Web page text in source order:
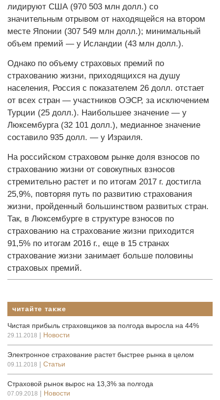
лидируют США (970 503 млн долл.) со
значительным отрывом от находящейся на втором
месте Японии (307 549 млн долл.); минимальный
объем премий — у Исландии (43 млн долл.).
Однако по объему страховых премий по
страхованию жизни, приходящихся на душу
населения, Россия с показателем 26 долл. отстает
от всех стран — участников ОЭСР, за исключением
Турции (25 долл.). Наибольшее значение — у
Люксембурга (32 101 долл.), медианное значение
составило 935 долл. — у Израиля.
На российском страховом рынке доля взносов по
страхованию жизни от совокупных взносов
стремительно растет и по итогам 2017 г. достигла
25,9%, повторяя путь по развитию страхования
жизни, пройденный большинством развитых стран.
Так, в Люксембурге в структуре взносов по
страхованию на страхование жизни приходится
91,5% по итогам 2016 г., еще в 15 странах
страхование жизни занимает больше половины
страховых премий.
читайте также
Чистая прибыль страховщиков за полгода выросла на 44%
29.11.2018 | Новости
Электронное страхование растет быстрее рынка в целом
09.11.2018 | Статьи
Страховой рынок вырос на 13,3% за полгода
07.09.2018 | Новости